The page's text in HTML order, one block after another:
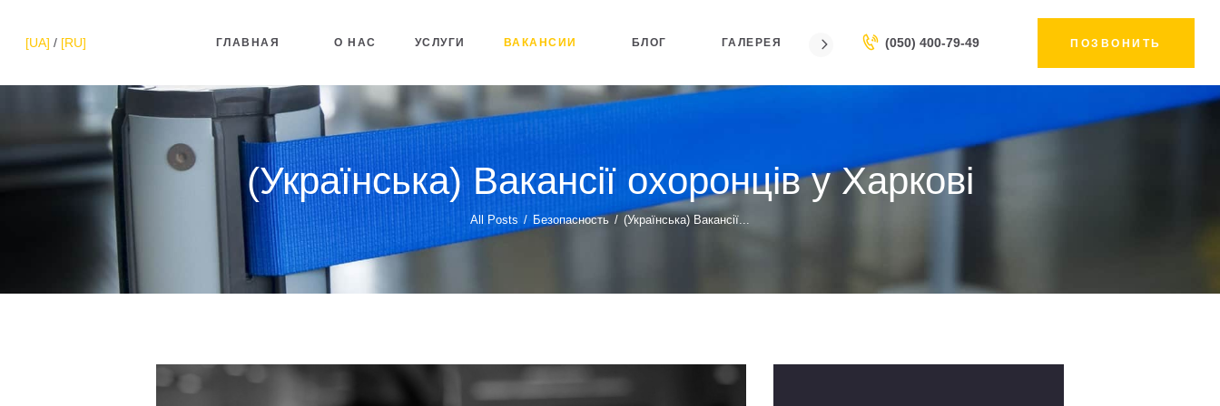
[UA] / [RU] ГЛАВНАЯ О НАС УСЛУГИ ВАКАНСИИ БЛОГ ГАЛЕРЕЯ (050) 400-79-49 ПОЗВОНИТЬ
(Українська) Вакансії охоронців у Харкові
All Posts Безопасность (Українська) Вакансії...